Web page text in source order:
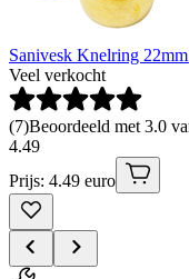
Sanivesk Knelring
Veel verkocht
(7)Beoordeeld met 3.0
4.49
Prijs: 4.49 euro